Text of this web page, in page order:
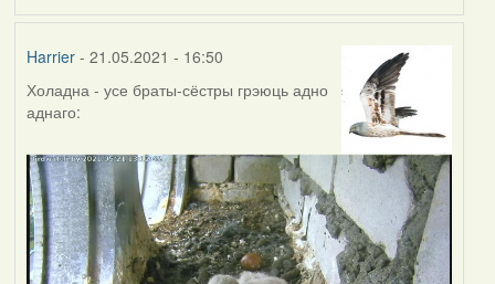
Harrier- 21.05.2021 - 16:50
Холадна - усе браты-сёстры грэюць адно
аднаго: